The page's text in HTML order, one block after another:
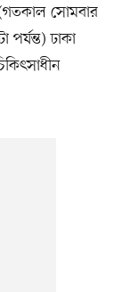
সোমবার
ঢাকা